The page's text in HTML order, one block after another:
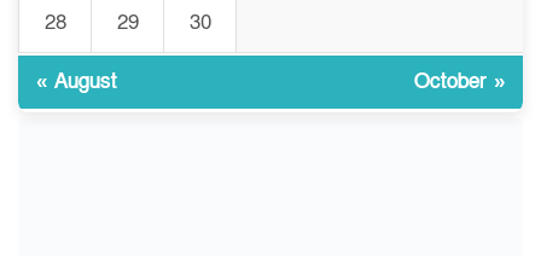
৯
দেখে বিএসএফের রাবার বুলেট,
28 29 30
« August October »